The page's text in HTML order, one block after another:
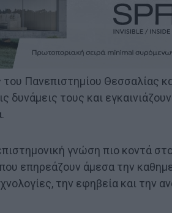
Πανεπιστημίου Θεσσαλίας
τους και
γνώση πιο κοντά
επηρεάζουν άμεσα την
την εφηβεία και την